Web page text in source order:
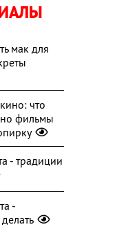
мак для
что
фильмы
- традиции
-